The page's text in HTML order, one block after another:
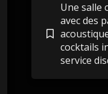
Une salle
avec des
cocktails
service